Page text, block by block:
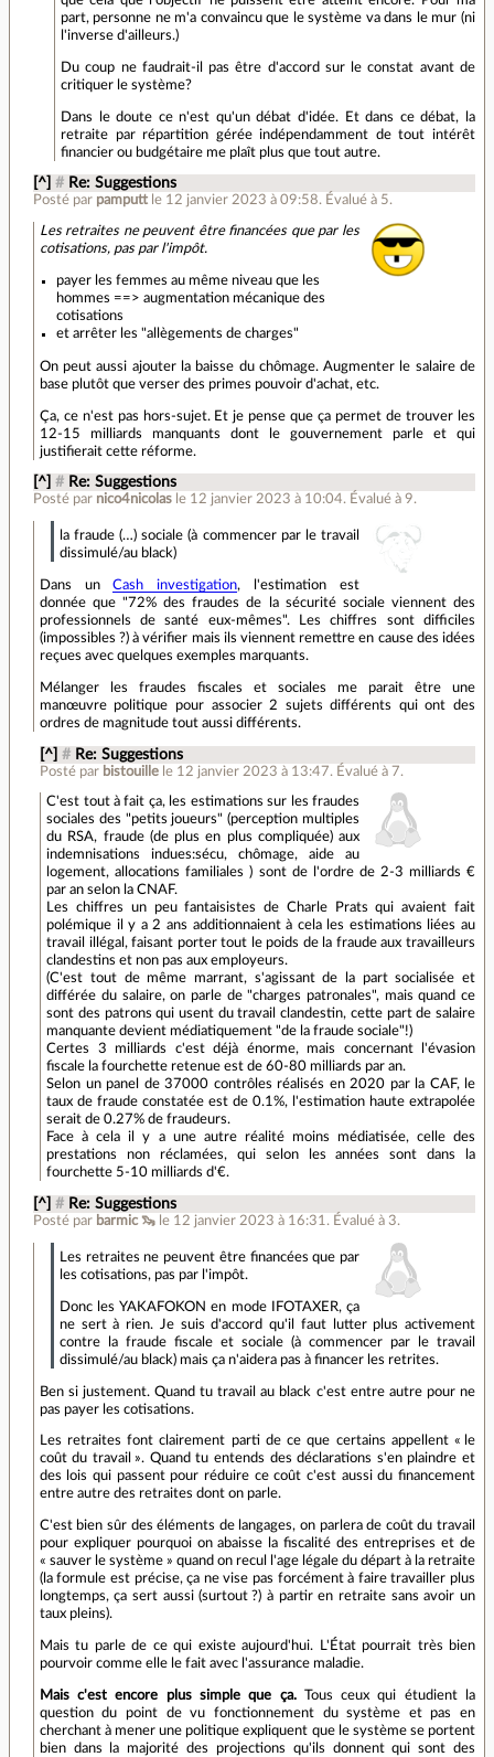
part, personne ne m'a convaincu que le système va dans le mur (ni
l'inverse d'ailleurs.)
Du coup ne faudrait-il pas être d'accord sur le constat avant de
critiquer le système?
Dans le doute ce n'est qu'un débat d'idée. Et dans ce débat, la
retraite par répartition gérée indépendamment de tout intérêt
financier ou budgétaire me plaît plus que tout autre.
[^] # Re: Suggestions
Posté par pamputt le 12 janvier 2023 à 09:58.Évalué à 5.
Les retraites ne peuvent être financées que par les
cotisations, pas par l'impôt.
payer les femmes au même niveau que les
hommes ==> augmentation mécanique des
cotisations
et arrêter les "allègements de charges"
On peut aussi ajouter la baisse du chômage. Augmenter le salaire de
base plutôt que verser des primes pouvoir d'achat, etc.
Ça, ce n'est pas hors-sujet. Et je pense que ça permet de trouver les
12-15 milliards manquants dont le gouvernement parle et qui
justifierait cette réforme.
[^] # Re: Suggestions
Posté par nico4nicolas le 12 janvier 2023 à 10:04. Évalué à 9.
la fraude (…) sociale (à commencer par le travail
dissimulé/au black)
Dans unCash investigation, l'estimation est
donnée que "72% des fraudes de la sécurité sociale viennent des
professionnels de santé eux-mêmes". Les chiffres sont difficiles
(impossibles ?) à vérifier mais ils viennent remettre en cause des idées
reçues avec quelques exemples marquants.
Mélanger les fraudes fiscales et sociales me parait être une
manœuvre politique pour associer 2 sujets différents qui ont des
ordres de magnitude tout aussi différents.
[^] # Re: Suggestions
Posté par bistouille le 12 janvier 2023 à 13:47. Évalué à7.
C'est tout à fait ça, les estimations sur les fraudes
sociales des "petits joueurs" (perception multiples
du RSA, fraude (de plus en plus compliquée) aux
indemnisations indues:sécu, chômage, aide au
logement, allocations familiales ) sont de l'ordre de 2-3 milliards €
par an selon la CNAF.
Les chiffres un peu fantaisistes de Charle Prats qui avaient fait
polémique il y a 2 ans additionnaient à cela les estimations liées au
travail illégal, faisant porter tout le poids de la fraude aux travailleurs
clandestins et non pas aux employeurs.
(C'est tout de même marrant, s'agissant de la part socialisée et
différée du salaire, on parle de "charges patronales", mais quand ce
sont des patrons qui usent du travail clandestin, cette part de salaire
manquante devient médiatiquement "de la fraude sociale"!)
Certes 3 milliards c'est déjà énorme, mais concernant l'évasion
fiscale la fourchette retenue est de 60-80 milliards par an.
Selon un panel de 37000 contrôles réalisés en 2020 par la CAF, le
taux de fraude constatée est de 0.1%, l'estimation haute extrapolée
serait de 0.27% de fraudeurs.
Face à cela il y a une autre réalité moins médiatisée, celle des
prestations non réclamées, qui selon les années sont dans la
fourchette 5-10 milliards d'€.
[^] # Re: Suggestions
Posté par barmic 🦦 le 12 janvier 2023 à 16:31 . Évalué à 3.
Les retraites ne peuvent être financées que par
les cotisations, pas par l'impôt.
Donc les YAKAFOKON en mode IFOTAXER, ça
ne sert à rien. Je suis d'accord qu'il faut lutter plus activement
contre la fraude fiscale et sociale (à commencer par le travail
dissimulé/au black) mais ça n'aidera pas à financer les retrites.
Ben si justement. Quand tu travail au black c'est entre autre pour ne
pas payer les cotisations.
Les retraites font clairement parti de ce que certains appellent « le
coût du travail ». Quand tu entends des déclarations s'en plaindre et
des lois qui passent pour réduire ce coût c'est aussi du financement
entre autre des retraites dont on parle.
C'est bien sûr des éléments de langages, on parlera de coût du travail
pour expliquer pourquoi on abaisse la fiscalité des entreprises et de
« sauver le système » quand on recul l'age légale du départ à la retraite
(la formule est précise, ça ne vise pas forcément à faire travailler plus
longtemps, ça sert aussi (surtout ?) à partir en retraite sans avoir un
taux pleins).
Mais tu parle de ce qui existe aujourd'hui. L'État pourrait très bien
pourvoir comme elle le fait avec l'assurance maladie.
Mais c'est encore plus simple que ça.Tous ceux qui étudient la
question du point de vu fonctionnement du système et pas en
cherchant à mener une politique expliquent que le système se portent
bien dans la majorité des projections qu'ils donnent qui sont des